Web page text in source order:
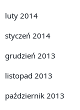
luty 2014
styczeń 2014
grudzień 2013
listopad 2013
październik 2013